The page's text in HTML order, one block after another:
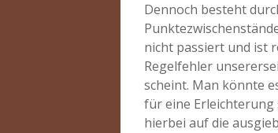
Dennoch besteht
nicht passiert und ist
Regelfehler
scheint. Man könnte
für eine Erleichterung
hierbei auf die